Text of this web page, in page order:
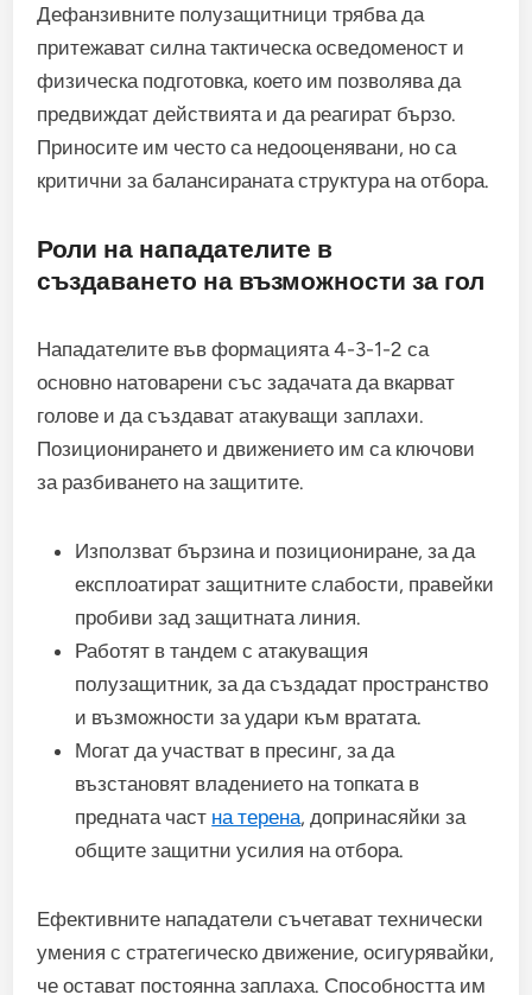
Дефанзивните полузащитници трябва да
притежават силна тактическа осведоменост и
физическа подготовка, което им позволява да
предвиждат действията и да реагират бързо.
Приносите им често са недооценявани, но са
критични за балансираната структура на отбора.
Роли на нападателите в
създаването на възможности за гол
Нападателите във формацията 4-3-1-2 са
основно натоварени със задачата да вкарват
голове и да създават атакуващи заплахи.
Позиционирането и движението им са ключови
за разбиването на защитите.
Използват бързина и позициониране, за да
експлоатират защитните слабости, правейки
пробиви зад защитната линия.
Работят в тандем с атакуващия
полузащитник, за да създадат пространство
и възможности за удари към вратата.
Могат да участват в пресинг, за да
възстановят владението на топката в
предната част на терена, допринасяйки за
общите защитни усилия на отбора.
Ефективните нападатели съчетават технически
умения с стратегическо движение, осигурявайки,
че остават постоянна заплаха. Способността им